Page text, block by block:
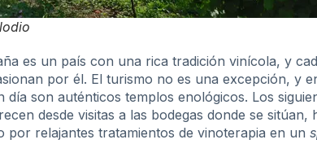
es un país con una rica tradición vinícola, y
por él. El turismo no es una excepción, y
día son auténticos templos enológicos. Los
desde visitas a las bodegas donde se
por relajantes tratamientos de vinoterapia en un